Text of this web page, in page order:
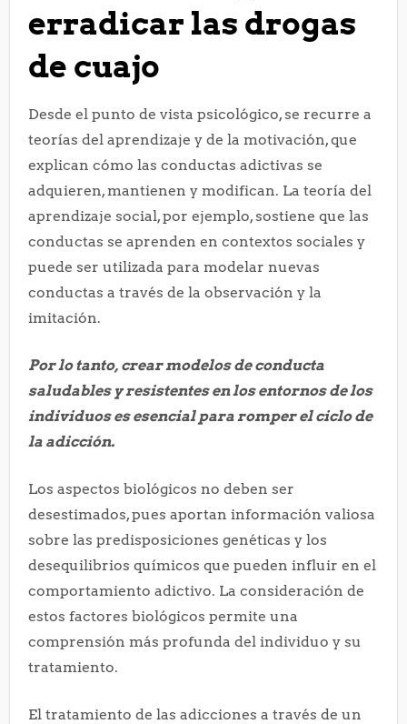
erradicar las drogas
de cuajo
Desde el punto de vista psicológico, se recurre a
teorías del aprendizaje y de la motivación, que
explican cómo las conductas adictivas se
adquieren, mantienen y modifican. La teoría del
aprendizaje social, por ejemplo, sostiene que las
conductas se aprenden en contextos sociales y
puede ser utilizada para modelar nuevas
conductas a través de la observación y la
imitación.
Por lo tanto, crear modelos de conducta
saludables y resistentes en los entornos de los
individuos es esencial para romper el ciclo de
la adicción.
Los aspectos biológicos no deben ser
desestimados, pues aportan información valiosa
sobre las predisposiciones genéticas y los
desequilibrios químicos que pueden influir en el
comportamiento adictivo. La consideración de
estos factores biológicos permite una
comprensión más profunda del individuo y su
tratamiento.
El tratamiento de las adicciones a través de un